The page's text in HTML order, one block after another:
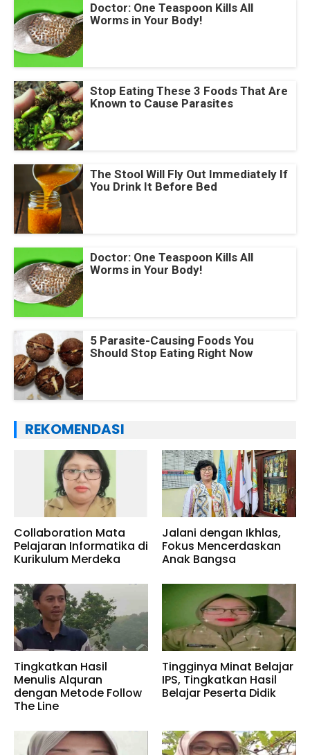
Doctor: One Teaspoon Kills All
Worms in Your Body!
Stop Eating These 3 Foods That Are
Known to Cause Parasites
The Stool Will Fly Out Immediately If
You Drink It Before Bed
Doctor: One Teaspoon Kills All
Worms in Your Body!
5 Parasite-Causing Foods You
Should Stop Eating Right Now
REKOMENDASI
Collaboration Mata
Pelajaran Informatika di
Kurikulum Merdeka
Jalani dengan Ikhlas,
Fokus Mencerdaskan
Anak Bangsa
Tingkatkan Hasil
Menulis Alquran
dengan Metode Follow
The Line
Tingginya Minat Belajar
IPS, Tingkatkan Hasil
Belajar Peserta Didik